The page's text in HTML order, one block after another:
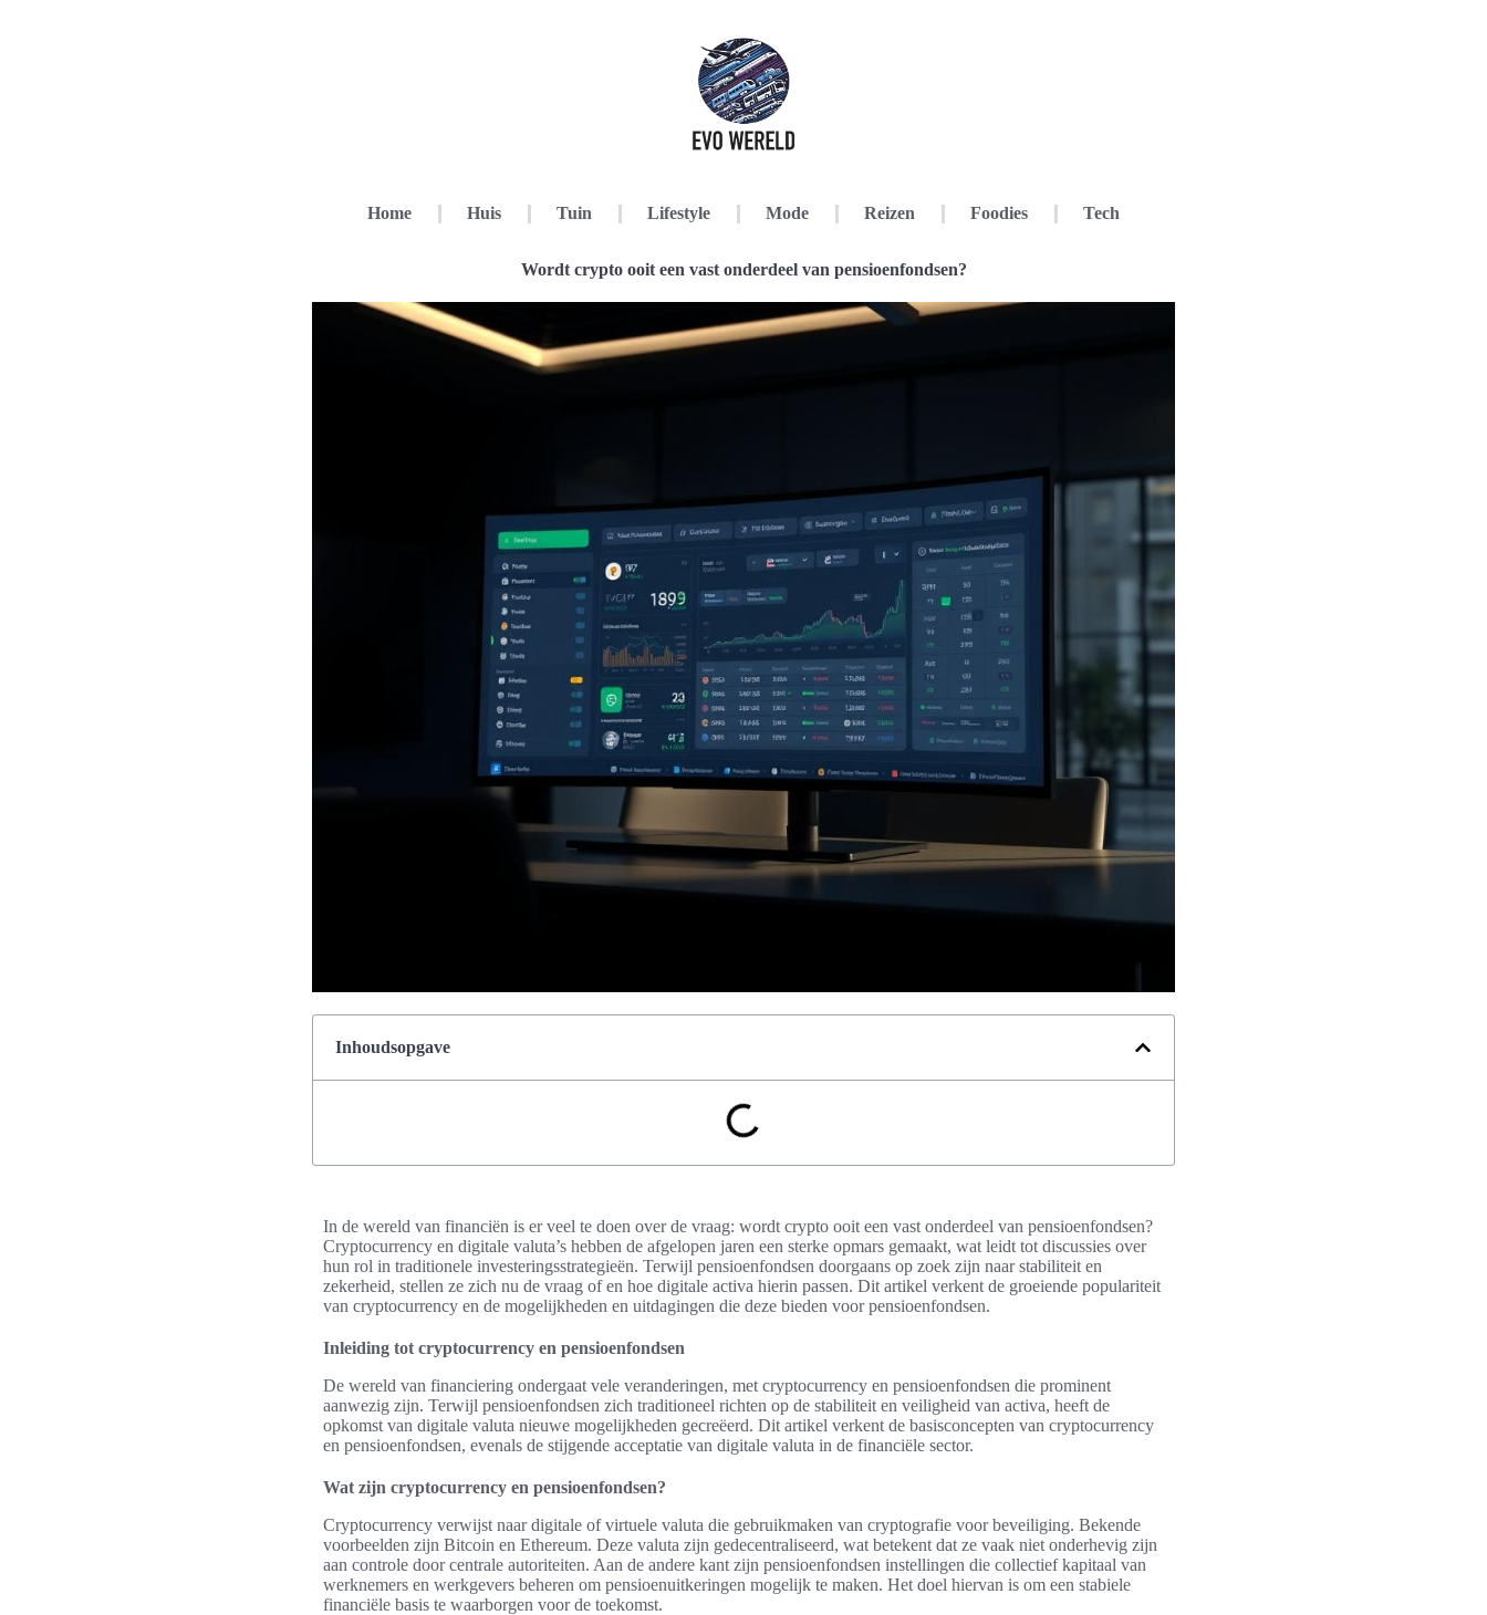
Home Huis Tuin Lifestyle Mode Reizen Foodies Tech
Wordt crypto ooit een vast onderdeel van pensioenfondsen?
Inhoudsopgave
In de wereld van financiën is er veel te doen over de vraag: wordt crypto ooit een vast onderdeel van pensioenfondsen?
Cryptocurrency en digitale valuta’s hebben de afgelopen jaren een sterke opmars gemaakt, wat leidt tot discussies over
hun rol in traditionele investeringsstrategieën. Terwijl pensioenfondsen doorgaans op zoek zijn naar stabiliteit en
zekerheid, stellen ze zich nu de vraag of en hoe digitale activa hierin passen. Dit artikel verkent de groeiende populariteit
van cryptocurrency en de mogelijkheden en uitdagingen die deze bieden voor pensioenfondsen.
Inleiding tot cryptocurrency en pensioenfondsen
De wereld van financiering ondergaat vele veranderingen, met cryptocurrency en pensioenfondsen die prominent
aanwezig zijn. Terwijl pensioenfondsen zich traditioneel richten op de stabiliteit en veiligheid van activa, heeft de
opkomst van digitale valuta nieuwe mogelijkheden gecreëerd. Dit artikel verkent de basisconcepten van cryptocurrency
en pensioenfondsen, evenals de stijgende acceptatie van digitale valuta in de financiële sector.
Wat zijn cryptocurrency en pensioenfondsen?
Cryptocurrency verwijst naar digitale of virtuele valuta die gebruikmaken van cryptografie voor beveiliging. Bekende
voorbeelden zijn Bitcoin en Ethereum. Deze valuta zijn gedecentraliseerd, wat betekent dat ze vaak niet onderhevig zijn
aan controle door centrale autoriteiten. Aan de andere kant zijn pensioenfondsen instellingen die collectief kapitaal van
werknemers en werkgevers beheren om pensioenuitkeringen mogelijk te maken. Het doel hiervan is om een stabiele
financiële basis te waarborgen voor de toekomst.